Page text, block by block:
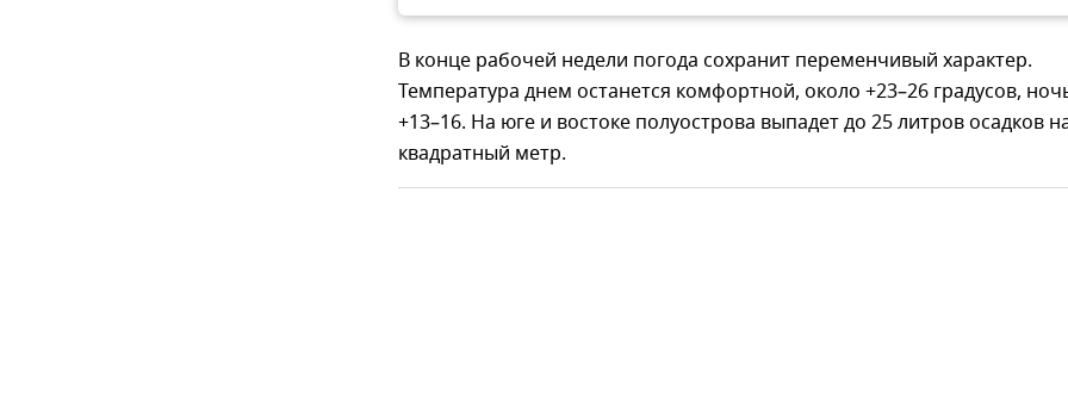
В конце рабочей недели погода сохранит переменчивый характер.
Температура днем останется комфортной, около +23–26 градусов,
+13–16. На юге и востоке полуострова выпадет до 25 литров осадков
квадратный метр.